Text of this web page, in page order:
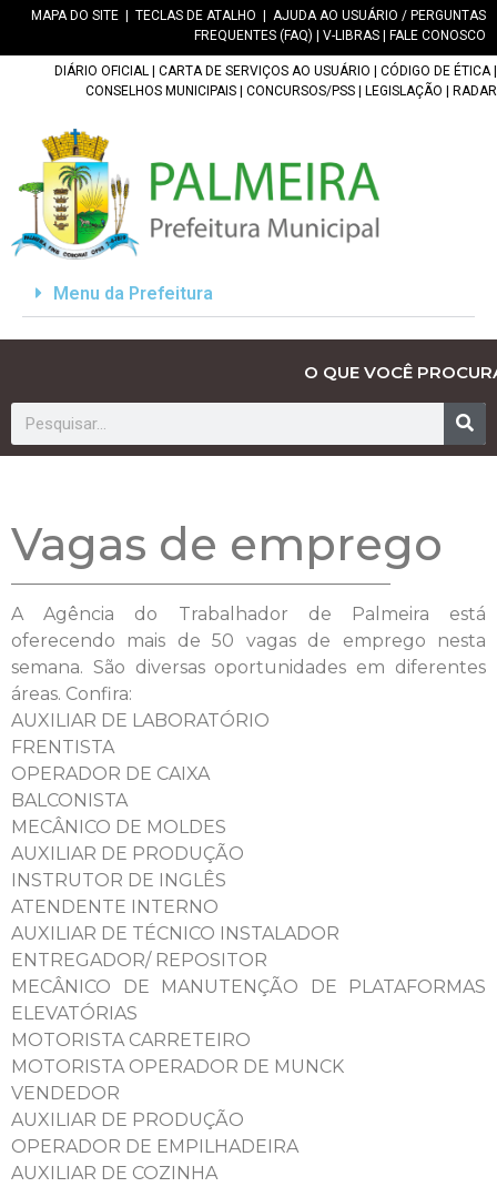
MAPA DO SITE TECLAS DE ATALHO
AJUDA AO USUÁRIO / PERGUNTAS
FREQUENTES (FAQ)
V-LIBRAS FALE CONOSCO
DIÁRIO OFICIAL CARTA DE SERVIÇOS AO USUÁRIO CÓDIGO DE ÉTICA|
CONSELHOS MUNICIPAIS
CONCURSOS/PSS LEGISLAÇÃO RADAR
Menu da Prefeitura
O QUE VOCÊ
Vagas de emprego
A Agência do Trabalhador de Palmeira está
oferecendo mais de 50 vagas de emprego nesta
semana. São diversas oportunidades em diferentes
áreas. Confira:
AUXILIAR DE LABORATÓRIO
FRENTISTA
OPERADOR DE CAIXA
BALCONISTA
MECÂNICO DE MOLDES
AUXILIAR DE PRODUÇÃO
INSTRUTOR DE INGLÊS
ATENDENTE INTERNO
AUXILIAR DE TÉCNICO INSTALADOR
ENTREGADOR/ REPOSITOR
MECÂNICO DE MANUTENÇÃO DE PLATAFORMAS
ELEVATÓRIAS
MOTORISTA CARRETEIRO
MOTORISTA OPERADOR DE MUNCK
VENDEDOR
AUXILIAR DE PRODUÇÃO
OPERADOR DE EMPILHADEIRA
AUXILIAR DE COZINHA